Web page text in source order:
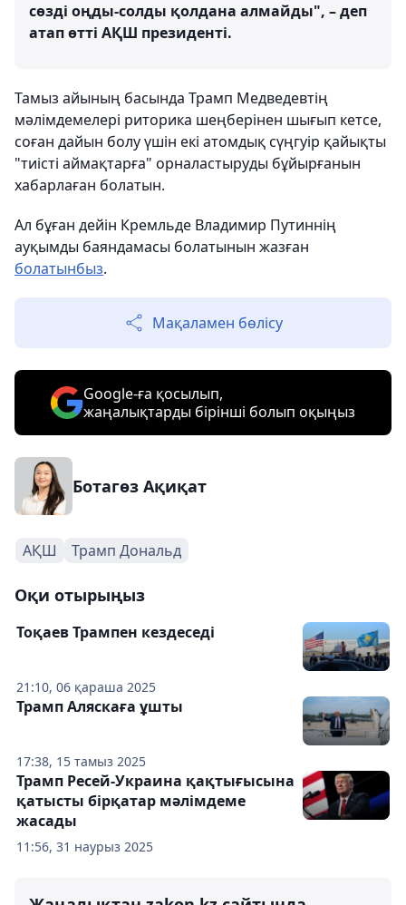
сөзді оңды-солды қолдана алмайды", – деп
атап өтті АҚШ президенті.
Тамыз айының басында Трамп Медведевтің
мәлімдемелері риторика шеңберінен шығып кетсе,
соған дайын болу үшін екі атомдық сүңгуір қайықты
"тиісті аймақтарға" орналастыруды бұйырғанын
хабарлаған болатын.
Ал бұған дейін Кремльде Владимир Путиннің
ауқымды баяндамасы болатынын жазған
болатынбыз.
Мақаламен бөлісу
Google-ға қосылып,
жаңалықтарды бірінші болып оқыңыз
Ботагөз Ақиқат
АҚШ Трамп Дональд
Оқи отырыңыз
21:10, 06 қараша 2025
Тоқаев Трампен кездеседі
17:38, 15 тамыз 2025
Трамп Аляскаға ұшты
11:56, 31 наурыз 2025
Трамп Ресей-Украина қақтығысына
қатысты бірқатар мәлімдеме
жасады